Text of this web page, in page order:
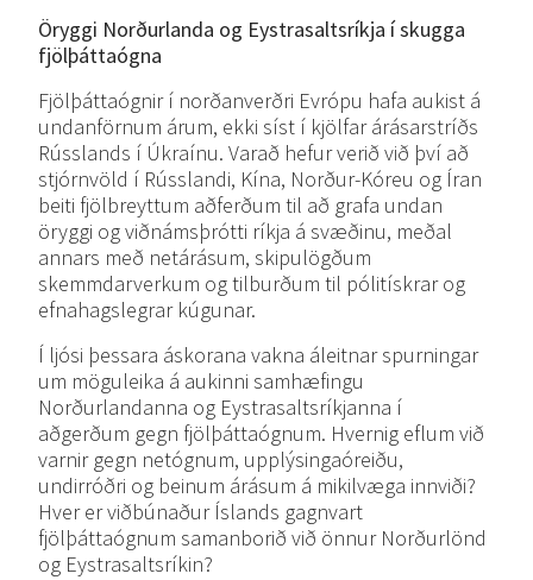
Öryggi Norðurlanda og Eystrasaltsríkja í skugga
fjölþáttaógna
Fjölþáttaógnir í norðanverðri Evrópu hafa aukist á
undanförnum árum, ekki síst í kjölfar árásarstríðs
Rússlands í Úkraínu. Varað hefur verið við því að
stjórnvöld í Rússlandi, Kína, Norður-Kóreu og Íran
beiti fjölbreyttum aðferðum til að grafa undan
öryggi og viðnámsþrótti ríkja á svæðinu, meðal
annars með netárásum, skipulögðum
skemmdarverkum og tilburðum til pólitískrar og
efnahagslegrar kúgunar.
Í ljósi þessara áskorana vakna áleitnar spurningar
um möguleika á aukinni samhæfingu
Norðurlandanna og Eystrasaltsríkjanna í
aðgerðum gegn fjölþáttaógnum. Hvernig eflum við
varnir gegn netógnum, upplýsingaóreiðu,
undirróðri og beinum árásum á mikilvæga innviði?
Hver er viðbúnaður Íslands gagnvart
fjölþáttaógnum samanborið við önnur Norðurlönd
og Eystrasaltsríkin?